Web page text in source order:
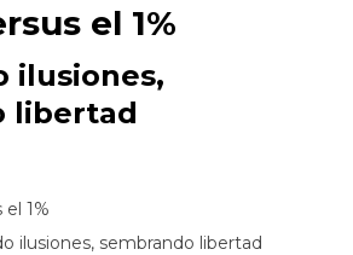
el 1%
ilusiones,
libertad
1%
ilusiones, sembrando libertad